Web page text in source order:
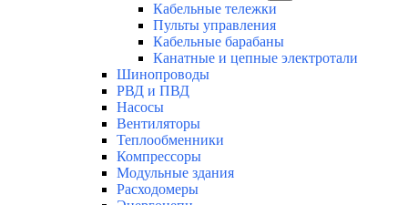
Кабельные тележки
Пульты управления
Кабельные барабаны
Канатные и цепные электротали
Шинопроводы
РВД и ПВД
Насосы
Вентиляторы
Теплообменники
Компрессоры
Модульные здания
Расходомеры